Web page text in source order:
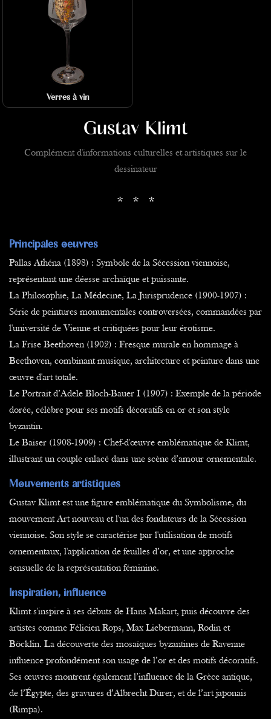
Verres à vin
Gustav Klimt
Complément d'informations culturelles et artistiques sur le
dessinateur
* * *
Principales oeuvres
Pallas Athéna (1898) : Symbole de la Sécession viennoise,
représentant une déesse archaïque et puissante.
La Philosophie, La Médecine, La Jurisprudence (1900-1907) :
Série de peintures monumentales controversées, commandées par
l'université de Vienne et critiquées pour leur érotisme.
La Frise Beethoven (1902) : Fresque murale en hommage à
Beethoven, combinant musique, architecture et peinture dans une
œuvre d'art totale.
Le Portrait d’Adele Bloch-Bauer I (1907) : Exemple de la période
dorée, célèbre pour ses motifs décoratifs en or et son style
byzantin.
Le Baiser (1908-1909) : Chef-d'œuvre emblématique de Klimt,
illustrant un couple enlacé dans une scène d’amour ornementale.
Mouvements artistiques
Gustav Klimt est une figure emblématique du Symbolisme, du
mouvement Art nouveau et l'un des fondateurs de la Sécession
viennoise. Son style se caractérise par l'utilisation de motifs
ornementaux, l'application de feuilles d’or, et une approche
sensuelle de la représentation féminine.
Inspiration, influence
Klimt s'inspire à ses débuts de Hans Makart, puis découvre des
artistes comme Félicien Rops, Max Liebermann, Rodin et
Böcklin. La découverte des mosaïques byzantines de Ravenne
influence profondément son usage de l’or et des motifs décoratifs.
Ses œuvres montrent également l’influence de la Grèce antique,
de l’Égypte, des gravures d’Albrecht Dürer, et de l’art japonais
(Rimpa).